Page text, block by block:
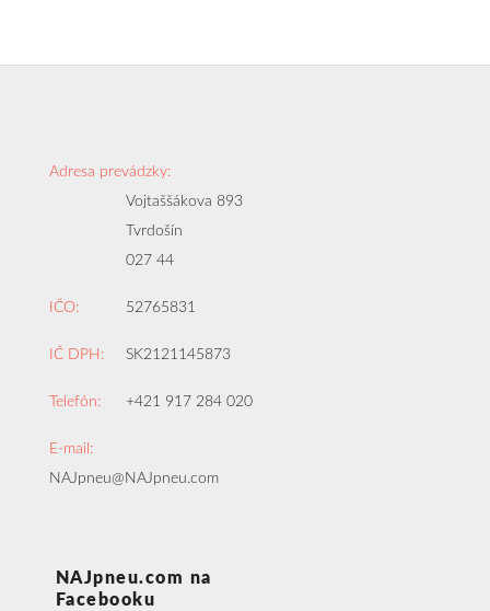
Adresa prevádzky:
Vojtaššákova 893
Tvrdošín
027 44
IČO: 52765831
IČ DPH: SK2121145873
Telefón: +421 917 284 020
E-mail:
NAJpneu@NAJpneu.com
NAJpneu.com na
Facebooku